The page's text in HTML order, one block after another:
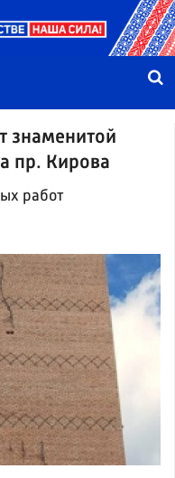
знаменитой
пр. Кирова
работ